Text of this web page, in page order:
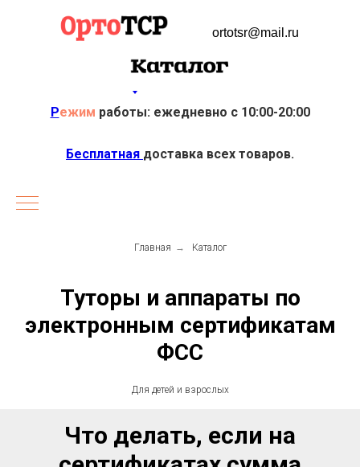
ortotsr@mail.ru
Режим работы: ежедневно с 10:00-20:00
Бесплатная доставка всех товаров.
Главная → Каталог
Туторы и аппараты по
электронным сертификатам
ФСС
Для детей и взрослых
Что делать, если на